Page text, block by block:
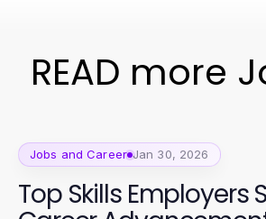
READ more
Jobs and Career Jan 30, 2026
Top Skills Employers